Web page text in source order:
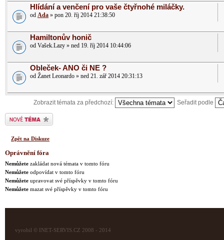
Hlídání a venčení pro vaše čtyřnohé miláčky.
od Ada » pon 20. říj 2014 21:38:50
Hamiltonův honič
od Vašek.Lazy » ned 19. říj 2014 10:44:06
Obleček- ANO či NE ?
od Žanet Leonardo » ned 21. zář 2014 20:31:13
Zobrazit témata za předchozí: Seřadit podle
Odeslat nové téma
Zpět na Diskuze
Oprávnění fóra
Nemůžete zakládat nová témata v tomto fóru
Nemůžete odpovídat v tomto fóru
Nemůžete upravovat své příspěvky v tomto fóru
Nemůžete mazat své příspěvky v tomto fóru
vyrobil © INET-SERVIS.CZ 2008 - 2014